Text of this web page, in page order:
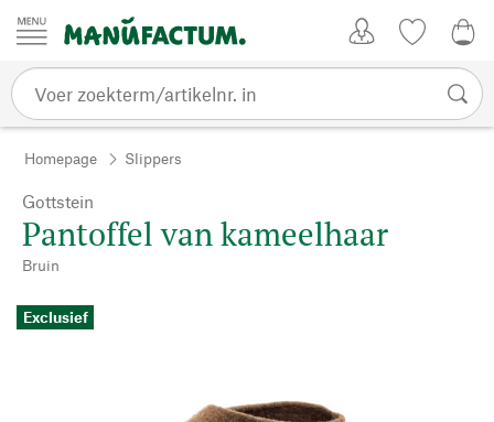
Passer au contenu
Homepage Slippers
Gottstein
Pantoffel van kameelhaar
Bruin
Exclusief